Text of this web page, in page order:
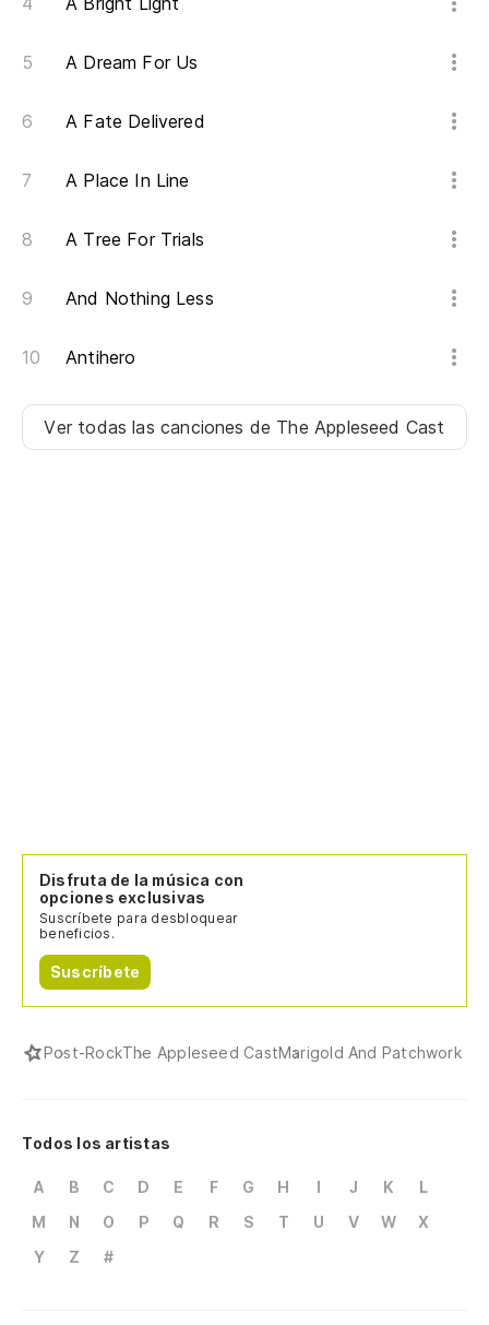
A Dream For Us
A Fate Delivered
A Place In Line
A Tree For Trials
And Nothing Less
Antihero
Ver todas las canciones de The Appleseed Cast
Disfruta de la música con
opciones exclusivas
Suscríbete para desbloquear
beneficios.
Suscríbete
Post-RockThe Appleseed CastMarigold And Patchwork
Todos los artistas
A B C D E F G H I J K
L
M
N O P Q R S T U V W
X
Y
Z #